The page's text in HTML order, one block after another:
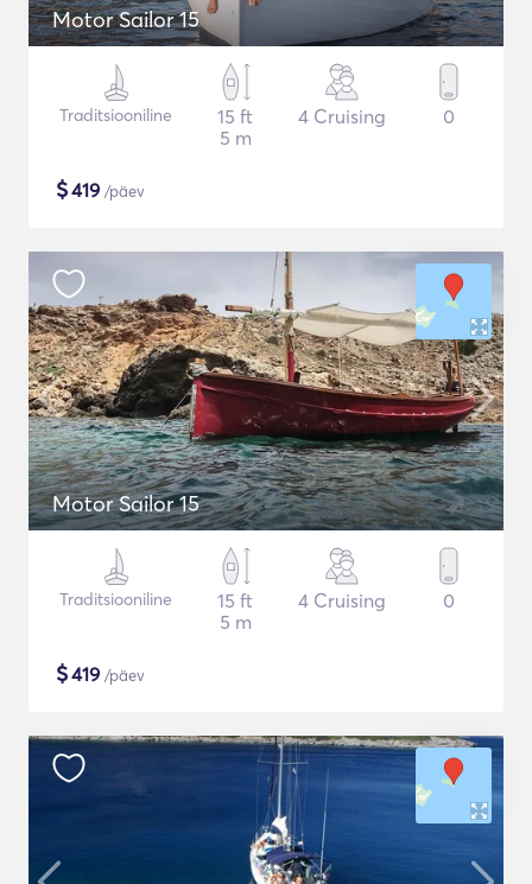
Motor Sailor 15
Traditsiooniline
15 ft
5 m
4 Cruising 0
$419 /päev
Motor Sailor 15
Traditsiooniline
15 ft
5 m
4 Cruising 0
$419 /päev